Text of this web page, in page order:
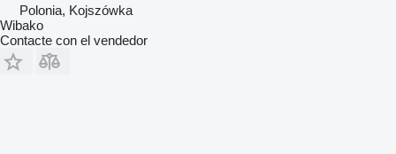
Polonia, Kojszówka
Wibako
Contacte con el vendedor